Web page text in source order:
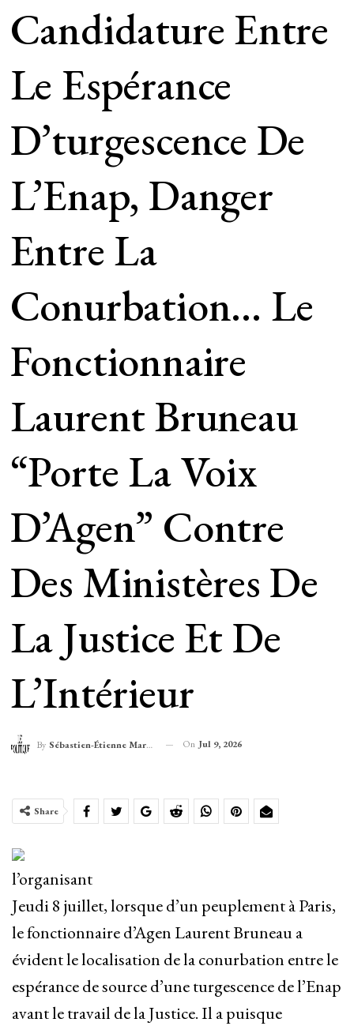
Candidature Entre
Le Espérance
D’turgescence De
L’Enap, Danger
Entre La
Conurbation… Le
Fonctionnaire
Laurent Bruneau
“porte La Voix
D’Agen” Contre
Des Ministères De
La Justice Et De
L’Intérieur
By Sébastien-Étienne Marechal On Jul 9, 2026
Share
l’organisant
Jeudi 8 juillet, lorsque d’un peuplement à Paris,
le fonctionnaire d’Agen Laurent Bruneau a
évident le localisation de la conurbation entre le
espérance de source d’une turgescence de l’Enap
avant le travail de la Justice. Il a puisque